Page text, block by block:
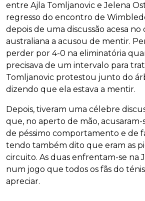
entre Ajla Tomljanovic e Jelena
regresso do encontro de
depois de uma discussão acesa
australiana a acusou de mentir.
perder por 4-0 na eliminatória
precisava de um intervalo para
Tomljanovic protestou junto do
dizendo que ela estava a mentir.
Depois, tiveram uma célebre
que, no aperto de mão,
de péssimo comportamento e de
tendo também dito que eram as
circuito. As duas enfrentam-se na
num jogo que todos os fãs do
apreciar.